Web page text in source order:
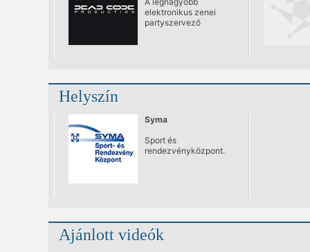
elektronikus zenei
partyszervező
Helyszín
Syma
Sport és
rendezvényközpont.
Ajánlott videók